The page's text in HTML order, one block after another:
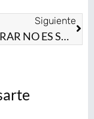
Siguiente
RESTAURAR NO ES SOLO REFORESTAR: EDOMÉX IMPULSA RECUPERACIÓN INTEGRAL DE ECOSISTEMAS